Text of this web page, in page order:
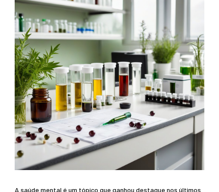
A saúde mental é um tópico que ganhou destaque nos últimos